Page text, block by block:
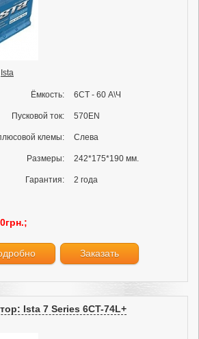
Ista
Ёмкость: 6СТ - 60 А\Ч
Пусковой ток: 570EN
клемы: Слева
Размеры: 242*175*190 мм.
Гарантия: 2 года
Заказать
Ista 7 Series 6CT-74L+